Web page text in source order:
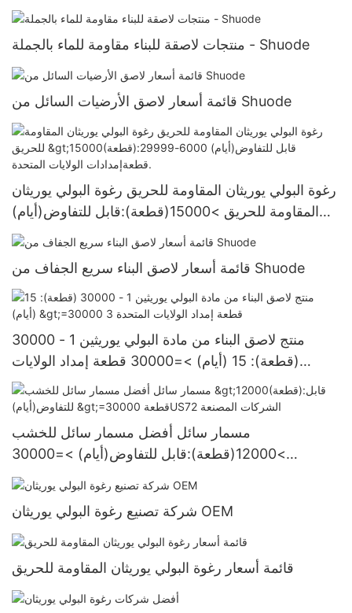
منتجات لاصقة للبناء مقاومة للماء بالجملة - Shuode
قائمة أسعار لاصق الأرضيات السائل من Shuode
رغوة البولي يوريثان المقاومة للحريق رغوة البولي يوريثان
المقاومة للحريق >15000(قطعة):قابل للتفاوض(أيام)
قائمة أسعار لاصق البناء سريع الجفاف من Shuode
منتج لاصق البناء من مادة البولي يوريثين 1 - 30000
(قطعة): 15 (أيام) >=30000 قطعة إمداد الولايات
المتحدة 3
مسمار سائل أفضل مسمار سائل للخشب
>12000(قطعة):قابل للتفاوض(أيام) >=30000
شركة تصنيع رغوة البولي يوريثان OEM
قائمة أسعار رغوة البولي يوريثان المقاومة للحريق